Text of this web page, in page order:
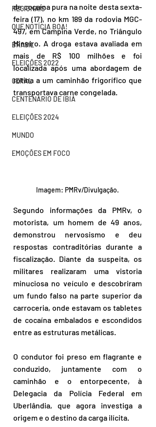
REGIONAIS
QUE NOTÍCIA BOA!
BRASIL
ELEIÇÕES 2022
GERAL
CENTENÁRIO DE IBIÁ
ELEIÇÕES 2024
MUNDO
EMOÇÕES EM FOCO
de cocaína pura na noite desta sexta-
feira (17), no km 189 da rodovia MGC-
497, em Campina Verde, no Triângulo
Mineiro. A droga estava avaliada em
mais de R$ 100 milhões e foi
localizada após uma abordagem de
rotina a um caminhão frigorífico que
transportava carne congelada.
Imagem: PMRv/Divulgação.
Segundo informações da PMRv, o
motorista, um homem de 49 anos,
demonstrou nervosismo e deu
respostas contraditórias durante a
fiscalização. Diante da suspeita, os
militares realizaram uma vistoria
minuciosa no veículo e descobriram
um fundo falso na parte superior da
carroceria, onde estavam os tabletes
de cocaína embalados e escondidos
entre as estruturas metálicas.
O condutor foi preso em flagrante e
conduzido, juntamente com o
caminhão e o entorpecente, à
Delegacia da Polícia Federal em
Uberlândia, que agora investiga a
origem e o destino da carga ilícita.